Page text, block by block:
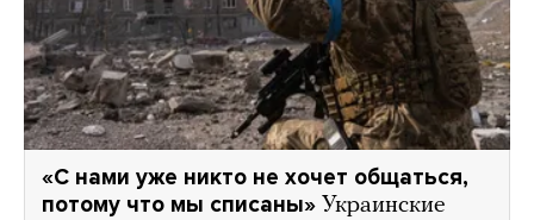
«С нами уже никто не хочет общаться,
потому что мы списаны» Украинские